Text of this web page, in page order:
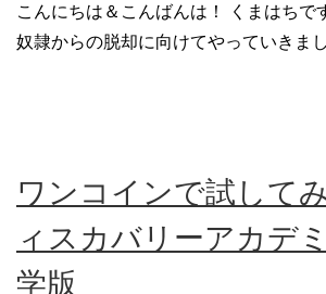
こんにちは＆こんばんは！ くまはちで
奴隷からの脱却に向けてやっていきま
ワンコインで試して
ィスカバリーアカデ
学版